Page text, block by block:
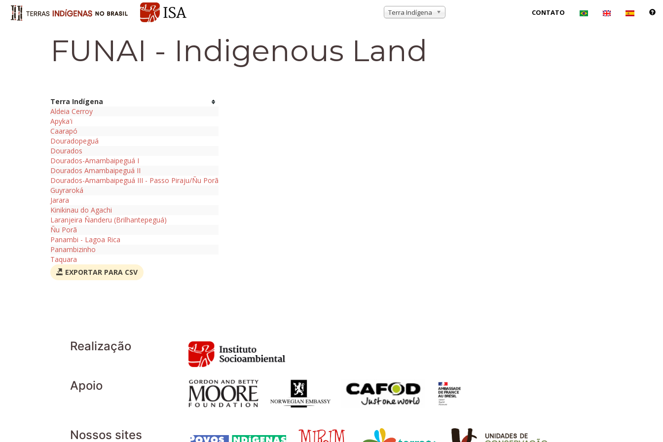
Terra Indígena CONTATO
FUNAI - Indigenous Land
Terra Indígena
Aldeia Cerroy
Apyka'i
Caarapó
Douradopeguá
Dourados
Dourados-Amambaipeguá I
Dourados Amambaipeguá II
Dourados-Amambaipeguá III - Passo Piraju/Ñu Porã
Guyraroká
Jarara
Kinikinau do Agachi
Laranjeira Ñanderu (Brilhantepeguá)
Ñu Porã
Panambi - Lagoa Rica
Panambizinho
Taquara
EXPORTAR PARA CSV